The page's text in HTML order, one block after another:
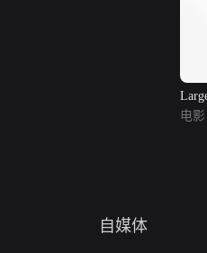
电影
自媒体